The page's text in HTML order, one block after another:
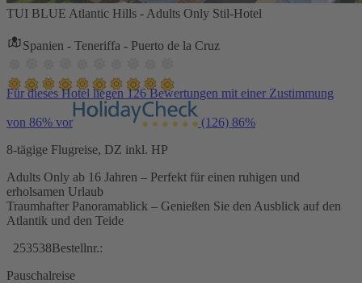
TUI BLUE Atlantic Hills - Adults Only Stil-Hotel
Spanien - Teneriffa - Puerto de la Cruz
Für dieses Hotel liegen 126 Bewertungen mit einer Zustimmung
von 86% vor (126) 86%
8-tägige Flugreise, DZ inkl. HP
Adults Only ab 16 Jahren – Perfekt für einen ruhigen und
erholsamen Urlaub
Traumhafter Panoramablick – Genießen Sie den Ausblick auf den
Atlantik und den Teide
253538Bestellnr.:
Pauschalreise